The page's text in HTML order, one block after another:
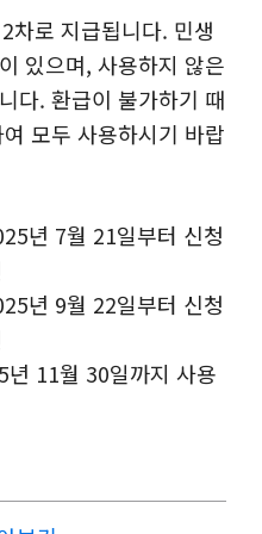
차로 지급됩니다. 민생
있으며, 사용하지 않은
다. 환급이 불가하기 때
모두 사용하시기 바랍
년 7월 21일부터 신청
년 9월 22일부터 신청
년 11월 30일까지 사용